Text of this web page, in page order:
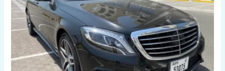
اتصل
60036648